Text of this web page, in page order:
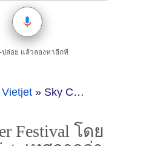
ปล่อย แล้วลองหาอีกที
» Sky Career Festival โดย Thai Vietjet: เทศกาลล่าฝันสู่การเป็นบุคลากรการบินยุคใหม่
Festival โดย